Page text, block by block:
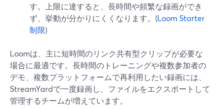
す。上限に達すると、長時間や頻繁な録画ができ
ず、挙動が分かりにくくなります。(Loom Starter
制限)
Loomは、主に短時間のリンク共有型クリップが必要な
場合に最適です。長時間のトレーニングや複数参加者の
デモ、複数プラットフォームで再利用したい録画には、
StreamYardで一度録画し、ファイルをエクスポートして
管理するチームが増えています。